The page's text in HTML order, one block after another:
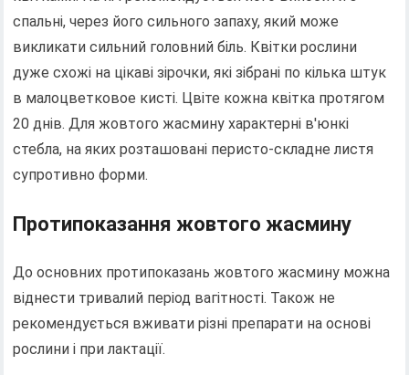
спальні, через його сильного запаху, який може
викликати сильний головний біль. Квітки рослини
дуже схожі на цікаві зірочки, які зібрані по кілька штук
в малоцветковое кисті. Цвіте кожна квітка протягом
20 днів. Для жовтого жасмину характерні в'юнкі
стебла, на яких розташовані перисто-складне листя
супротивно форми.
Протипоказання жовтого жасмину
До основних протипоказань жовтого жасмину можна
віднести тривалий період вагітності. Також не
рекомендується вживати різні препарати на основі
рослини і при лактації.